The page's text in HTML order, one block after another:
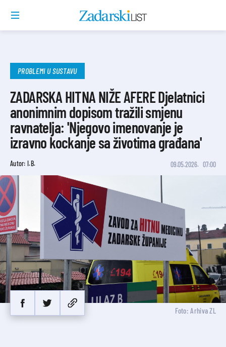
PROBLEMI U SUSTAVU
ZADARSKA HITNA NIŽE AFERE Djelatnici
anonimnim dopisom tražili smjenu
ravnatelja: 'Njegovo imenovanje je
izravno kockanje sa životima građana'
Autor: I.B. 09.05.2026. 07:00
Foto: Arhiva ZL